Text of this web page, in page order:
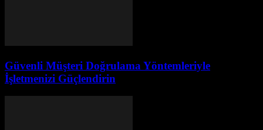
Güvenli Müşteri Doğrulama Yöntemleriyle
İşletmenizi Güçlendirin